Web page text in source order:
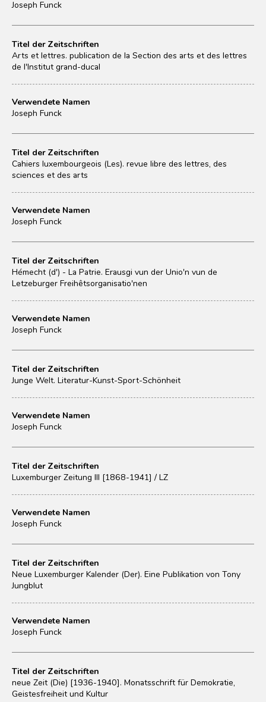
Joseph Funck
Titel der Zeitschriften
Arts et lettres. publication de la Section des arts et des lettres
de l'Institut grand-ducal
Verwendete Namen
Joseph Funck
Titel der Zeitschriften
Cahiers luxembourgeois (Les). revue libre des lettres, des
sciences et des arts
Verwendete Namen
Joseph Funck
Titel der Zeitschriften
Hémecht (d') - La Patrie. Erausgi vun der Unio'n vun de
Letzeburger Freihêtsorganisatio'nen
Verwendete Namen
Joseph Funck
Titel der Zeitschriften
Junge Welt. Literatur-Kunst-Sport-Schönheit
Verwendete Namen
Joseph Funck
Titel der Zeitschriften
Luxemburger Zeitung III [1868-1941] / LZ
Verwendete Namen
Joseph Funck
Titel der Zeitschriften
Neue Luxemburger Kalender (Der). Eine Publikation von Tony
Jungblut
Verwendete Namen
Joseph Funck
Titel der Zeitschriften
neue Zeit (Die) [1936-1940]. Monatsschrift für Demokratie,
Geistesfreiheit und Kultur